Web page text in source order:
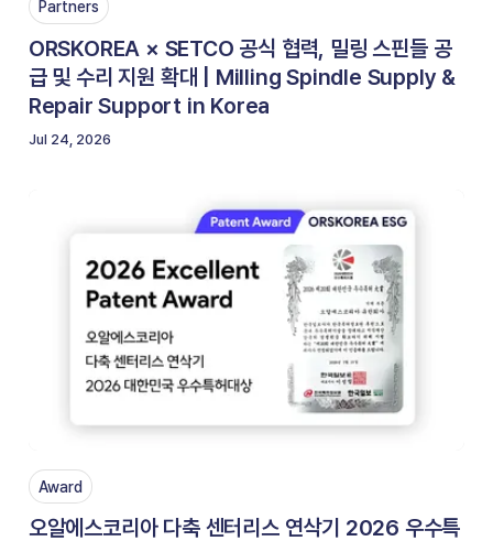
Partners
ORSKOREA × SETCO 공식 협력, 밀링 스핀들 공
급 및 수리 지원 확대 | Milling Spindle Supply &
Repair Support in Korea
Jul 24, 2026
Award
오알에스코리아 다축 센터리스 연삭기 2026 우수특